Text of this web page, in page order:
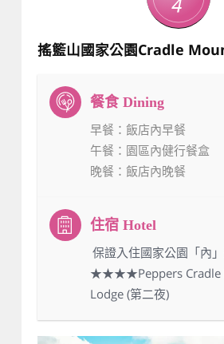
搖籃山國家公園Cradle
早餐 ：飯店內早餐
午餐 ：園區內健行餐盒
晚餐 ：飯店內晚餐
：保證入住國家公園「內
★★★★Peppers Cradle
Lodge (第二夜)